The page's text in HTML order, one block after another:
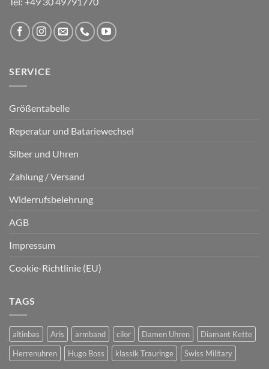
SERVICE
Größentabelle
Reperatur und Batariewechsel
Silber und Uhren
Zahlung / Versand
Widerrufsbelehrung
AGB
Impressum
Cookie-Richtlinie (EU)
TAGS
altinbas Aris armband cilor Damen Uhren
Diamant Kette
Herrenuhren
Hugo Boss klassik Trauringe Swiss Military